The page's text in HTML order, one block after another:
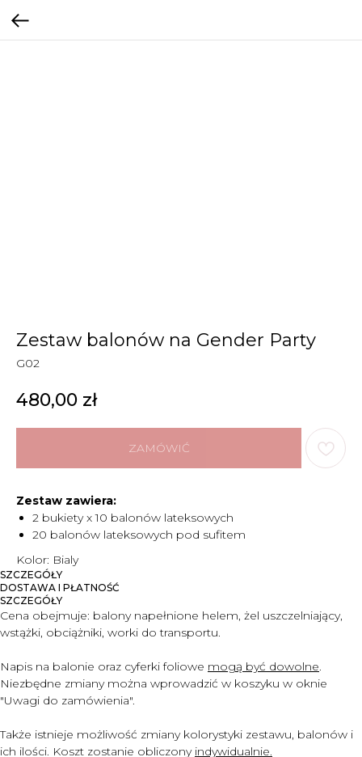
Zestaw balonów na Gender Party
G02
480,00 zł
ZAMÓWIĆ
Zestaw zawiera:
2 bukiety x 10 balonów lateksowych
20 balonów lateksowych pod sufitem
Kolor: Bialy
SZCZEGÓŁY
DOSTAWA I PŁATNOŚĆ
SZCZEGÓŁY
Cena obejmuje: balony napełnione helem, żel uszczelniający,
wstążki, obciążniki, worki do transportu.
Napis na balonie oraz cyferki foliowe mogą być dowolne.
Niezbędne zmiany można wprowadzić w koszyku w oknie
"Uwagi do zamówienia".
Także istnieje możliwość zmiany kolorystyki zestawu, balonów i
ich ilości. Koszt zostanie obliczony indywidualnie.